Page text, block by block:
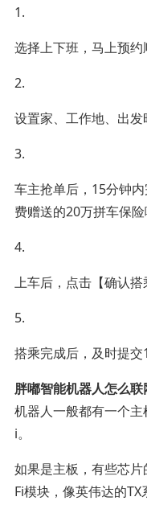
1.
选择上下班，马上预约
2.
设置家、工作地、出发
3.
车主抢单后，15分钟
费赠送的20万拼车保险
4.
上车后，点击【确认搭
5.
搭乘完成后，及时提交
胖嘟智能机器人怎么联
机器人一般都有一个
i。
如果是主板，有些芯
Fi模块，像英伟达的TX